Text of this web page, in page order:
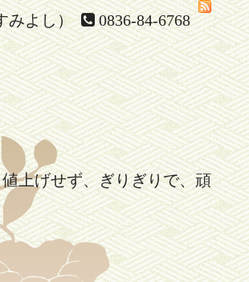
0836-84-6768
よし）
上げせず、ぎりぎりで、頑